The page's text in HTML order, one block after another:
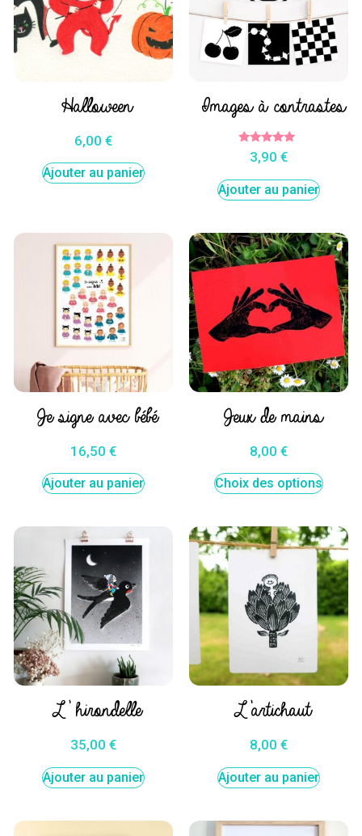
Halloween
6,00 €
Ajouter au panier
Images à contrastes
Note
5.00
3,90 €
Ajouter au panier
Je signe avec bébé
16,50 €
Ajouter au panier
Jeux de mains
8,00 €
Choix des options
L’ hirondelle
35,00 €
Ajouter au panier
L’artichaut
8,00 €
Ajouter au panier